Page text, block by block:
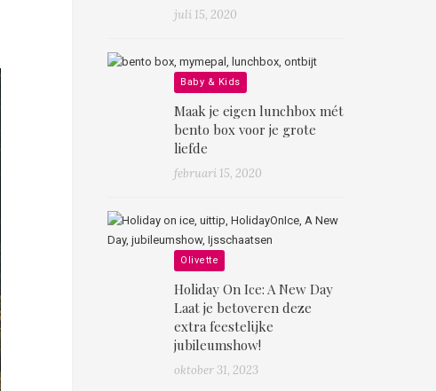
juli 15, 2020
Baby & Kids
Maak je eigen lunchbox mét
bento box voor je grote
liefde
februari 15, 2020
Olivette
Holiday On Ice: A New Day
Laat je betoveren deze
extra feestelijke
jubileumshow!
oktober 31, 2023